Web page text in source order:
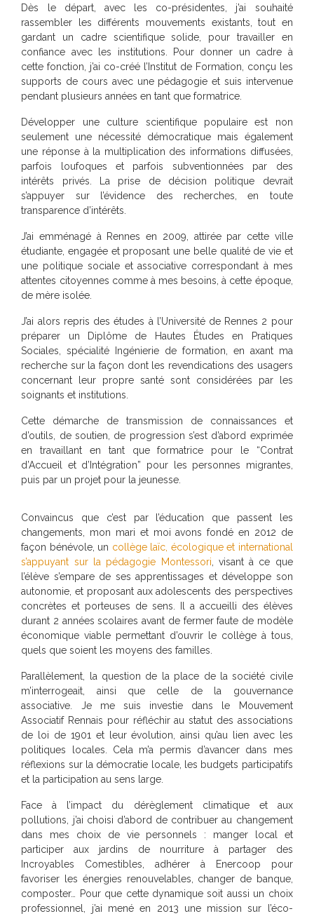
Dès le départ, avec les co-présidentes, j’ai souhaité
rassembler les différents mouvements existants, tout en
gardant un cadre scientifique solide, pour travailler en
confiance avec les institutions. Pour donner un cadre à
cette fonction, j’ai co-créé l’Institut de Formation, conçu les
supports de cours avec une pédagogie et suis intervenue
pendant plusieurs années en tant que formatrice.
Développer une culture scientifique populaire est non
seulement une nécessité démocratique mais également
une réponse à la multiplication des informations diffusées,
parfois loufoques et parfois subventionnées par des
intérêts privés. La prise de décision politique devrait
s’appuyer sur l’évidence des recherches, en toute
transparence d’intérêts.
J’ai emménagé à Rennes en 2009, attirée par cette ville
étudiante, engagée et proposant une belle qualité de vie et
une politique sociale et associative correspondant à mes
attentes citoyennes comme à mes besoins, à cette époque,
de mère isolée.
J’ai alors repris des études à l’Université de Rennes 2 pour
préparer un Diplôme de Hautes Études en Pratiques
Sociales, spécialité Ingénierie de formation, en axant ma
recherche sur la façon dont les revendications des usagers
concernant leur propre santé sont considérées par les
soignants et institutions.
Cette démarche de transmission de connaissances et
d’outils, de soutien, de progression s’est d’abord exprimée
en travaillant en tant que formatrice pour le “Contrat
d’Accueil et d’Intégration” pour les personnes migrantes,
puis par un projet pour la jeunesse.
Convaincus que c’est par l’éducation que passent les
changements, mon mari et moi avons fondé en 2012 de
façon bénévole, un collège laïc, écologique et international
s’appuyant sur la pédagogie Montessori , visant à ce que
l’élève s’empare de ses apprentissages et développe son
autonomie, et proposant aux adolescents des perspectives
concrètes et porteuses de sens. Il a accueilli des élèves
durant 2 années scolaires avant de fermer faute de modèle
économique viable permettant d’ouvrir le collège à tous,
quels que soient les moyens des familles.
Parallèlement, la question de la place de la société civile
m’interrogeait, ainsi que celle de la gouvernance
associative. Je me suis investie dans le Mouvement
Associatif Rennais pour réfléchir au statut des associations
de loi de 1901 et leur évolution, ainsi qu’au lien avec les
politiques locales. Cela m’a permis d’avancer dans mes
réflexions sur la démocratie locale, les budgets participatifs
et la participation au sens large.
Face à l’impact du dérèglement climatique et aux
pollutions, j’ai choisi d’abord de contribuer au changement
dans mes choix de vie personnels : manger local et
participer aux jardins de nourriture à partager des
Incroyables Comestibles, adhérer à Enercoop pour
favoriser les énergies renouvelables, changer de banque,
composter… Pour que cette dynamique soit aussi un choix
professionnel, j’ai mené en 2013 une mission sur l’éco-